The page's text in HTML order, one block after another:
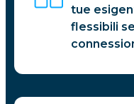
tue
flessibili